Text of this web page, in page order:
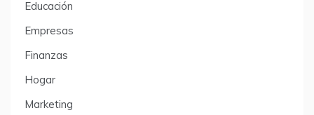
Educación
Empresas
Finanzas
Hogar
Marketing